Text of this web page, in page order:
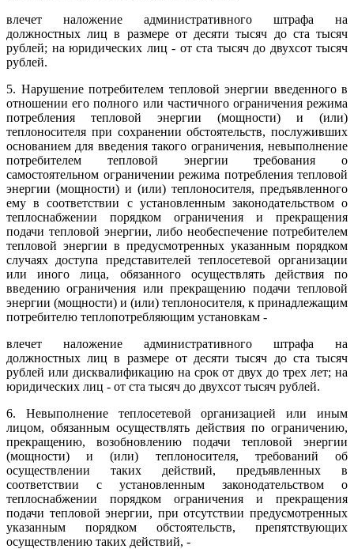
влечет наложение административного штрафа на
должностных лиц в размере от десяти тысяч до ста тысяч
рублей; на юридических лиц - от ста тысяч до двухсот тысяч
рублей.
5. Нарушение потребителем тепловой энергии введенного в
отношении его полного или частичного ограничения режима
потребления тепловой энергии (мощности) и (или)
теплоносителя при сохранении обстоятельств, послуживших
основанием для введения такого ограничения, невыполнение
потребителем тепловой энергии требования о
самостоятельном ограничении режима потребления тепловой
энергии (мощности) и (или) теплоносителя, предъявленного
ему в соответствии с установленным законодательством о
теплоснабжении порядком ограничения и прекращения
подачи тепловой энергии, либо необеспечение потребителем
тепловой энергии в предусмотренных указанным порядком
случаях доступа представителей теплосетевой организации
или иного лица, обязанного осуществлять действия по
введению ограничения или прекращению подачи тепловой
энергии (мощности) и (или) теплоносителя, к принадлежащим
потребителю теплопотребляющим установкам -
влечет наложение административного штрафа на
должностных лиц в размере от десяти тысяч до ста тысяч
рублей или дисквалификацию на срок от двух до трех лет; на
юридических лиц - от ста тысяч до двухсот тысяч рублей.
6. Невыполнение теплосетевой организацией или иным
лицом, обязанным осуществлять действия по ограничению,
прекращению, возобновлению подачи тепловой энергии
(мощности) и (или) теплоносителя, требований об
осуществлении таких действий, предъявленных в
соответствии с установленным законодательством о
теплоснабжении порядком ограничения и прекращения
подачи тепловой энергии, при отсутствии предусмотренных
указанным порядком обстоятельств, препятствующих
осуществлению таких действий, -